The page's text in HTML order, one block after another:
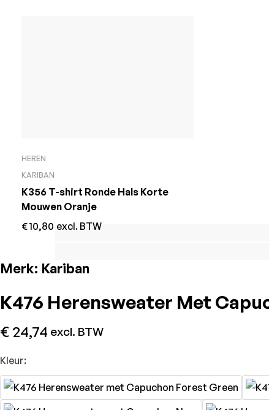
HEREN
KARIBAN
K356 T-shirt Ronde Hals Korte
Mouwen Oranje
€10,80 excl. BTW
Merk: Kariban
K476 Herensweater Met
€ 24,74 excl. BTW
Kleur: